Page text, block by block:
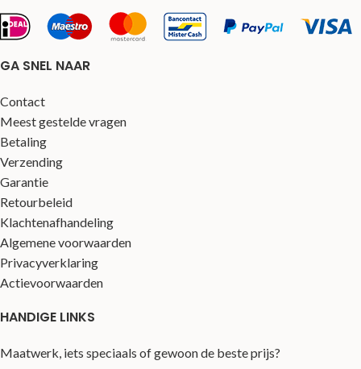
GA SNEL NAAR
Contact
Meest gestelde vragen
Betaling
Verzending
Garantie
Retourbeleid
Klachtenafhandeling
Algemene voorwaarden
Privacyverklaring
Actievoorwaarden
HANDIGE LINKS
Maatwerk, iets speciaals of gewoon de beste prijs?